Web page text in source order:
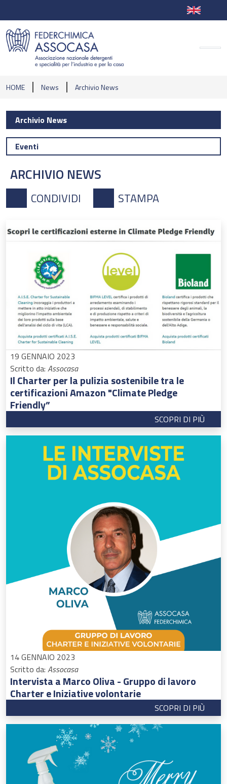
HOME News Archivio News
Archivio News
Eventi
ARCHIVIO NEWS
CONDIVIDI STAMPA
19 GENNAIO 2023
Scritto da: Assocasa
Il Charter per la pulizia sostenibile tra le
certificazioni Amazon "Climate Pledge
Friendly”
SCOPRI DI PIÙ
14 GENNAIO 2023
Scritto da: Assocasa
Intervista a Marco Oliva - Gruppo di lavoro
Charter e Iniziative volontarie
SCOPRI DI PIÙ